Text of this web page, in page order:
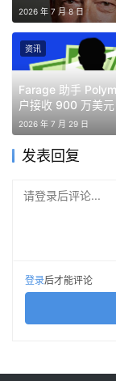
注其复出赢面大增
2026 年 7 月 8 日
Farage 助手
户接收 900 万美
注特朗普胜选
2026 年 7 月 29 日
资讯
发表回复
请登录后评论...
登录后才能评论